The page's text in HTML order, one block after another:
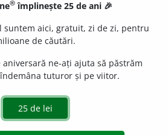
în jurul unui punct fix sau de
ocolire, ocoleală, ocoliș. ◊
Loc.
cineva sau ceva), a merge de
® împlinește 25 de ani 🎉
suntem aici, gratuit, zi de zi, pentru
de căutări.
aniversară ne-ați ajuta să păstrăm
tuturor și pe viitor.